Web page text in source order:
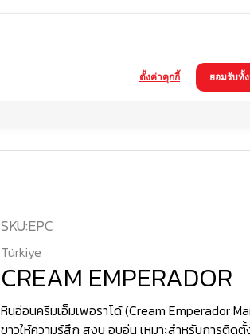
SKU:EPC
Türkiye
CREAM EMPERADOR
หินอ่อนครีมเอ็มเพอราโด้ (Cream Emperador
ขาวให้ความรู้สึก สงบ อบอุ่น เหมาะสำหรับการติด
ยอมรับทั้
ตั้งค่าคุกกี้